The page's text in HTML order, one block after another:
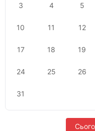
3 4 5
10 11 12
17 18 19
24 25 26
31